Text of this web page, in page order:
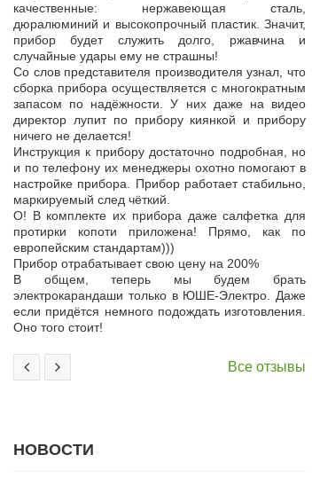
качественные: нержавеющая сталь,
дюралюминий и высокопрочный пластик. Значит,
прибор будет служить долго, ржавчина и
случайные удары ему не страшны!
Со слов представителя производителя узнал, что
сборка прибора осуществляется с многократным
запасом по надёжности. У них даже на видео
директор лупит по прибору киянкой и прибору
ничего не делается!
Инструкция к прибору достаточно подробная, но
и по телефону их менеджеры охотно помогают в
настройке прибора. Прибор работает стабильно,
маркируемый след чёткий.
О! В комплекте их прибора даже салфетка для
протирки копоти приложена! Прямо, как по
европейским стандартам)))
Прибор отрабатывает свою цену на 200%
В общем, теперь мы будем брать
электрокарандаши только в ЮШЕ-Электро. Даже
если придётся немного подождать изготовления.
Оно того стоит!
Все отзывы
НОВОСТИ